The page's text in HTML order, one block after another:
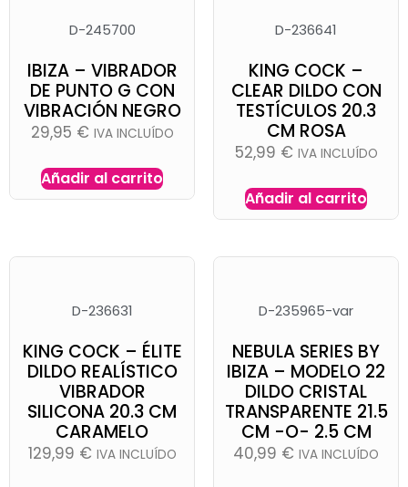
D-245700
IBIZA – VIBRADOR
DE PUNTO G CON
VIBRACIÓN NEGRO
29,95 € IVA INCLUÍDO
Añadir al carrito
D-236641
KING COCK –
CLEAR DILDO CON
TESTÍCULOS 20.3
CM ROSA
52,99 € IVA INCLUÍDO
Añadir al carrito
D-236631
KING COCK – ÉLITE
DILDO REALÍSTICO
VIBRADOR
SILICONA 20.3 CM
CARAMELO
129,99 € IVA INCLUÍDO
D-235965-var
NEBULA SERIES BY
IBIZA – MODELO 22
DILDO CRISTAL
TRANSPARENTE 21.5
CM -O- 2.5 CM
40,99 € IVA INCLUÍDO